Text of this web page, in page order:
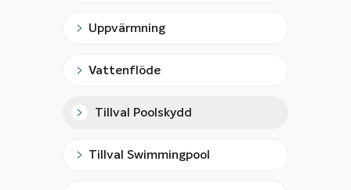
Uppvärmning
Vattenflöde
Tillval Poolskydd
Tillval Swimmingpool